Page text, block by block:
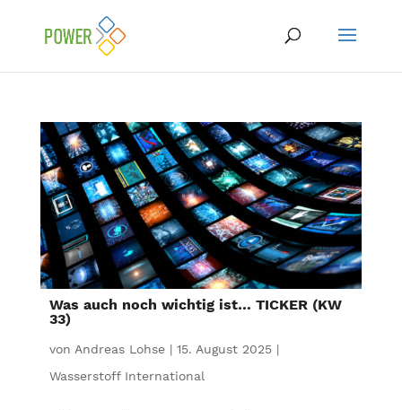
Was auch noch wichtig ist… TICKER (KW
33)
von Andreas Lohse| 15. August 2025|
Wasserstoff International